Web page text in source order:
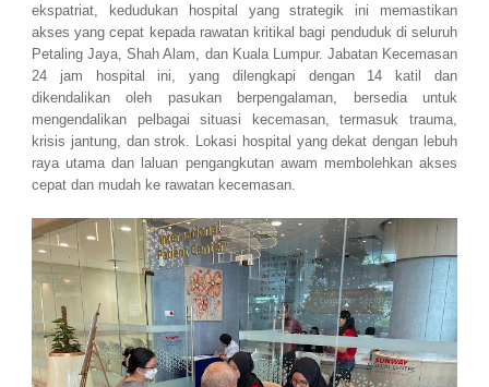
ekspatriat, kedudukan hospital yang strategik ini memastikan
akses yang cepat kepada rawatan kritikal bagi penduduk di seluruh
Petaling Jaya, Shah Alam, dan Kuala Lumpur. Jabatan Kecemasan
24 jam hospital ini, yang dilengkapi dengan 14 katil dan
dikendalikan oleh pasukan berpengalaman, bersedia untuk
mengendalikan pelbagai situasi kecemasan, termasuk trauma,
krisis jantung, dan strok. Lokasi hospital yang dekat dengan lebuh
raya utama dan laluan pengangkutan awam membolehkan akses
cepat dan mudah ke rawatan kecemasan.